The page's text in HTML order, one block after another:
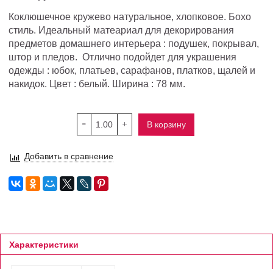
Коклюшечное кружево натуральное, хлопковое. Бохо
стиль. Идеальный матеариал для декорирования
предметов домашнего интерьера : подушек, покрывал,
штор и пледов. Отлично подойдет для украшения
одежды : юбок, платьев, сарафанов, платков, щалей и
накидок. Цвет : белый. Ширина : 78 мм.
В корзину
Добавить в сравнение
Характеристики